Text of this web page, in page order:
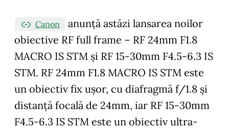
Canon
anunţă astăzi lansarea noilor
obiective RF full frame – RF 24mm F1.8
MACRO IS STM şi RF 15-30mm F4.5-6.3 IS
STM. RF 24mm F1.8 MACRO IS STM este
un obiectiv fix uşor, cu diafragmă f/1.8 şi
distanţă focală de 24mm, iar RF 15-30mm
F4.5-6.3 IS STM este un obiectiv ultra-